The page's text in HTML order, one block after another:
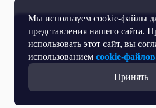
Мы используем cookie-файлы
представления нашего сайта.
использовать этот сайт, вы
использованием cookie-
Принять